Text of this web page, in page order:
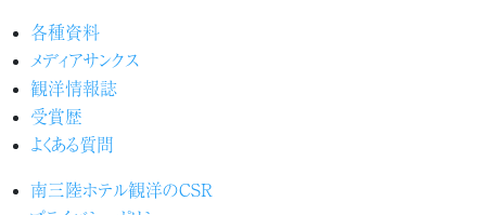
各種資料
メディアサンクス
観洋情報誌
受賞歴
よくある質問
南三陸ホテル観洋のCSR